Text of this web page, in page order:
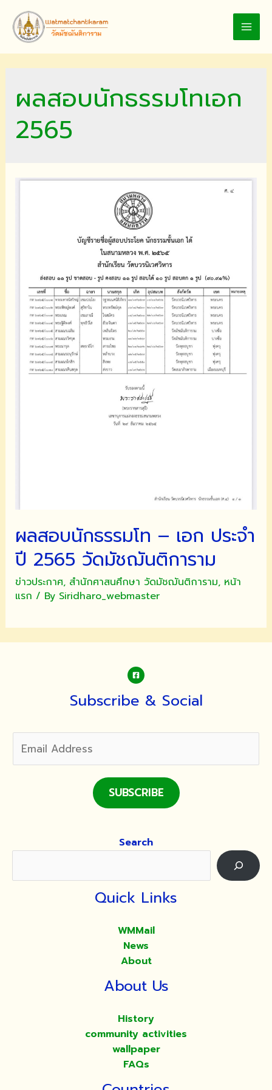
content
ผลสอบนักธรรมโทเอก
2565
ผลสอบนักธรรมโท – เอก ประจำ
ปี 2565 วัดมัชฌันติการาม
ข่าวประกาศ, สำนักศาสนศึกษา วัดมัชฌันติการาม, หน้า
แรก / By Siridharo_webmaster
Subscribe & Social
SUBSCRIBE
Search
Quick Links
WMMail
News
About
About Us
History
community activities
wallpaper
FAQs